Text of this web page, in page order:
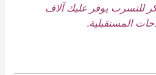
للتسرب يوفر عليك آلاف
المستقبلية.